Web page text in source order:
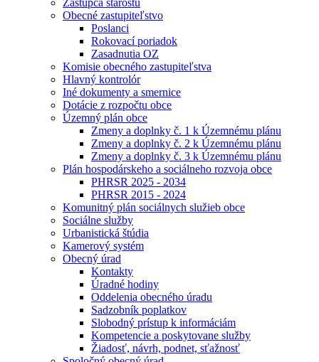
Zástupca starostu
Obecné zastupiteľstvo
Poslanci
Rokovací poriadok
Zasadnutia OZ
Komisie obecného zastupiteľstva
Hlavný kontrolór
Iné dokumenty a smernice
Dotácie z rozpočtu obce
Územný plán obce
Zmeny a doplnky č. 1 k Územnému plánu
Zmeny a doplnky č. 2 k Územnému plánu
Zmeny a doplnky č. 3 k Územnému plánu
Plán hospodárskeho a sociálneho rozvoja obce
PHRSR 2025 - 2034
PHRSR 2015 - 2024
Komunitný plán sociálnych služieb obce
Sociálne služby
Urbanistická štúdia
Kamerový systém
Obecný úrad
Kontakty
Úradné hodiny
Oddelenia obecného úradu
Sadzobník poplatkov
Slobodný prístup k informáciám
Kompetencie a poskytovane služby
Žiadosť, návrh, podnet, sťažnosť